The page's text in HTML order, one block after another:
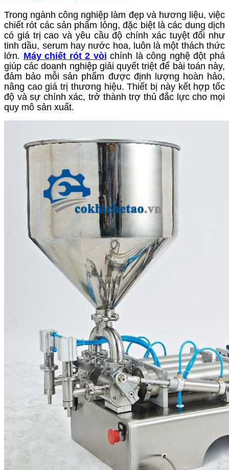
Trong ngành công nghiệp làm đẹp và hương liệu, việc
chiết rót các sản phẩm lỏng, đặc biệt là các dung dịch
có giá trị cao và yêu cầu độ chính xác tuyệt đối như
tinh dầu, serum hay nước hoa, luôn là một thách thức
lớn. Máy chiết rót 2 vòi chính là công nghệ đột phá
giúp các doanh nghiệp giải quyết triệt để bài toán này,
đảm bảo mỗi sản phẩm được định lượng hoàn hảo,
nâng cao giá trị thương hiệu. Thiết bị này kết hợp tốc
độ và sự chính xác, trở thành trợ thủ đắc lực cho mọi
quy mô sản xuất.